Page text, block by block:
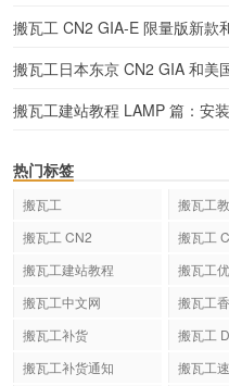
搬瓦工 CN2 GIA-E 限量版新款
搬瓦工日本东京 CN2 GIA 和美
搬瓦工建站教程 LAMP 篇：安
热门标签
搬瓦工 搬瓦工
搬瓦工 CN2
搬瓦工
搬瓦工建站教程 搬瓦工
搬瓦工中文网
搬瓦工
搬瓦工补货
搬瓦工
搬瓦工补货通知
搬瓦工